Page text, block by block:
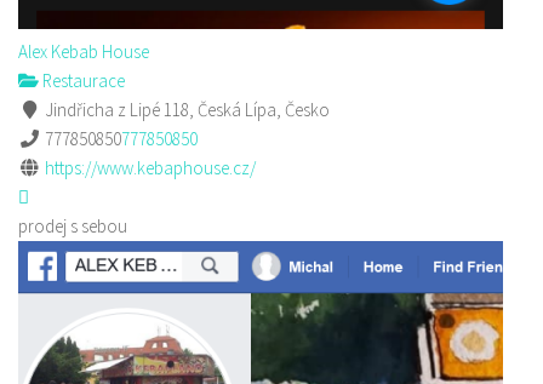
Alex Kebab House
Restaurace
Jindřicha z Lipé 118, Česká Lípa, Česko
777850850777850850
https://www.kebaphouse.cz/
prodej s sebou